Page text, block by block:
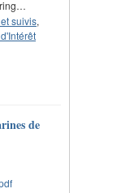
suivis,
de